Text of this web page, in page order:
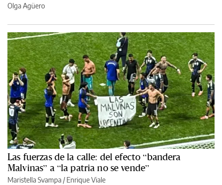
Olga Agüero
Las fuerzas de la calle: del efecto “bandera
Malvinas” a “la patria no se vende”
Maristella Svampa /Enrique Viale